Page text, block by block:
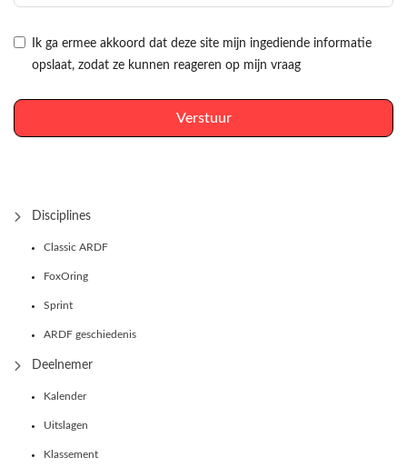
Ik ga ermee akkoord dat deze site mijn ingediende informatie
opslaat, zodat ze kunnen reageren op mijn vraag
Verstuur
Disciplines
Classic ARDF
FoxOring
Sprint
ARDF geschiedenis
Deelnemer
Kalender
Uitslagen
Klassement